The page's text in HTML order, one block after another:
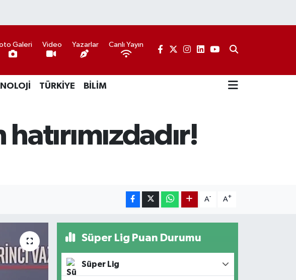
Galeri Video Yazarlar Canlı Yayın
TÜRKİYE BİLİM
A- A+
Süper Lig Puan Durumu
Süper Lig